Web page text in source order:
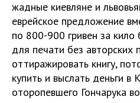
жадные киевляне и
еврейское предложение
по 800-900 гривен за кило
для печати без авторских
оттиражировать книгу,
купить и выслать деньги в
оторопевшего Гончарука